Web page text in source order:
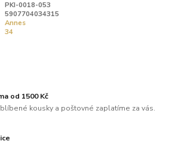
PKI-0018-053
5907704034315
Annes
34
od 1500 Kč
kousky a poštovné zaplatíme za vás.